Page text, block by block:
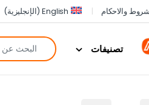
والاحكام English
(الإنجليزية)
تصنيفات